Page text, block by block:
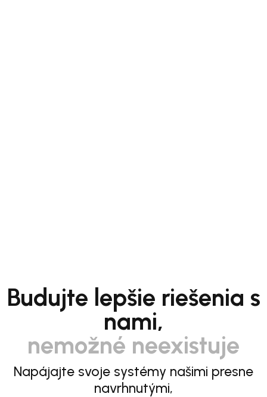
Budujte lepšie riešenia s
nami,
nemožné neexistuje
Napájajte svoje systémy našimi presne
navrhnutými,